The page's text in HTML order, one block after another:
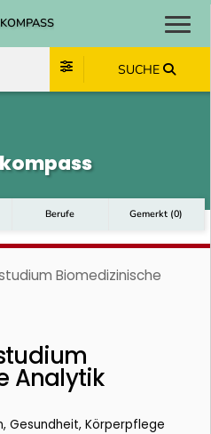
SUCHE
Berufe Gemerkt (0)
Biomedizinische
Analytik
Gesundheit, Körperpflege